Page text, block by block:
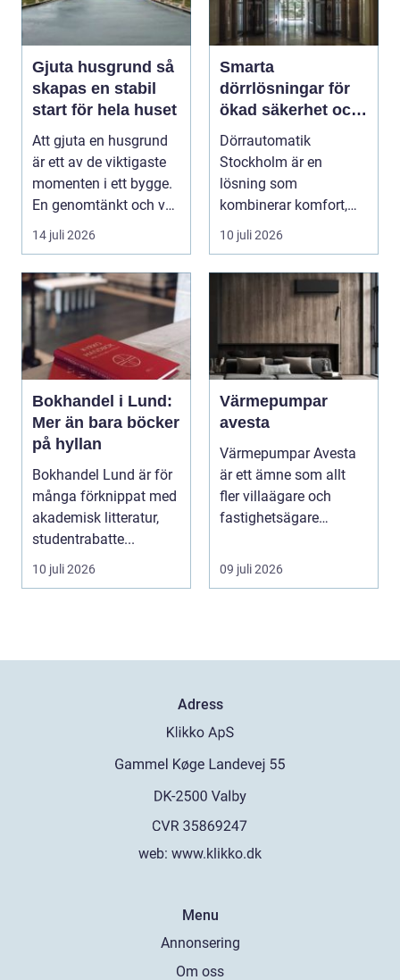
Gjuta husgrund så
skapas en stabil
start för hela huset
Att gjuta en husgrund
är ett av de viktigaste
momenten i ett bygge.
En genomtänkt och väl
utförd gru...
14 juli 2026
Smarta
dörrlösningar för
ökad säkerhet och
komfort
Dörrautomatik
Stockholm är en
lösning som
kombinerar komfort,
säkerhet och tillg...
10 juli 2026
Bokhandel i Lund:
Mer än bara böcker
på hyllan
Bokhandel Lund är för
många förknippat med
akademisk litteratur,
studentrabatte...
10 juli 2026
Värmepumpar
avesta
Värmepumpar Avesta
är ett ämne som allt
fler villaägare och
fastighetsägare
09 juli 2026
Adress
web: www.klikko.dk
Menu
Annonsering
Om oss